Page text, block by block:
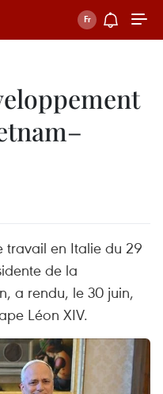
travail en Italie du 29
de la
a rendu, le 30 juin,
Léon XIV.